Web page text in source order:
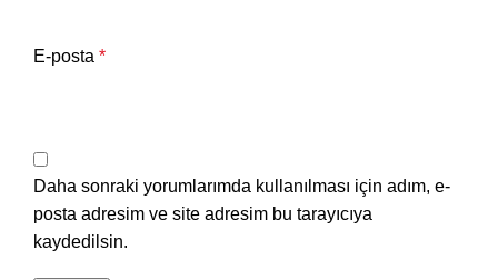
E-posta *
Daha sonraki yorumlarımda kullanılması için adım, e-
posta adresim ve site adresim bu tarayıcıya
kaydedilsin.